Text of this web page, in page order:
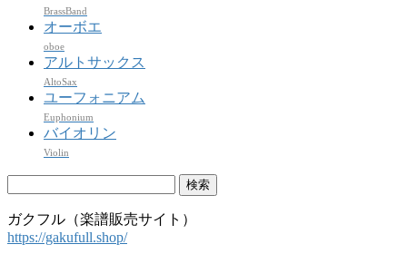
BrassBand
オーボエ
oboe
アルトサックス
AltoSax
ユーフォニアム
Euphonium
バイオリン
Violin
ガクフル（楽譜販売サイト）
https://gakufull.shop/